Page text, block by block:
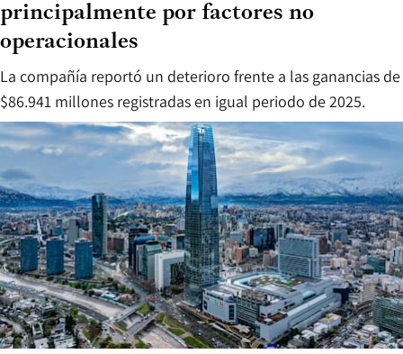
La compañía reportó un deterioro frente a las ganancias de
$86.941 millones registradas en igual periodo de 2025.
principalmente por factores no
operacionales